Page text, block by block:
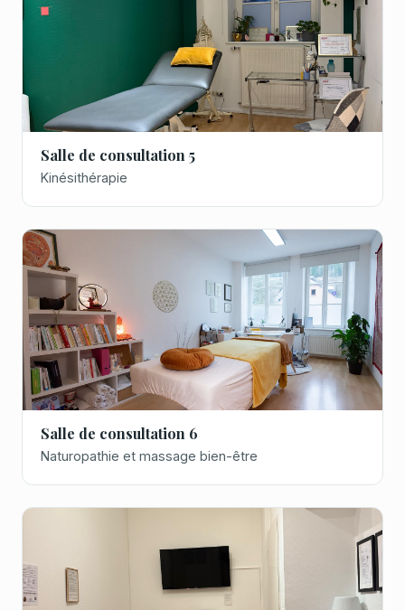
Salle de consultation 5
Kinésithérapie
Salle de consultation 6
Naturopathie et massage bien-être